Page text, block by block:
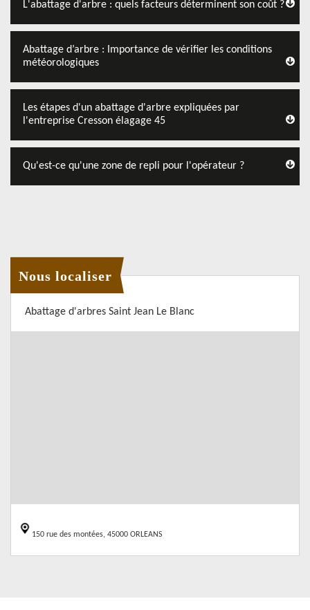
L'abattage d'arbre : quels facteurs déterminent son coût ?
Abattage d’arbre : Importance de vérifier les conditions
météorologiques
Les étapes d'un abattage d'arbre expliquées par
l'entreprise Cresson élagage 45
Qu'est-ce qu'une zone de repli pour l'opérateur ?
Nous localiser
Abattage d'arbres Saint Jean Le Blanc
150 rue des montées, 45000 ORLEANS